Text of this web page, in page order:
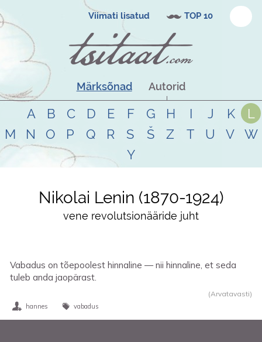
Viimati lisatud TOP 10
Märksõnad Autorid
A B C D E F G H I J K
L
M
N O P Q R S Š Z T U V
W
Y
Nikolai Lenin 1870-1924
vene revolutsionääride juht
Vabadus on tõepoolest hinnaline — nii hinnaline, et seda
tuleb anda jaopärast.
(Arvatavasti)
hannes vabadus